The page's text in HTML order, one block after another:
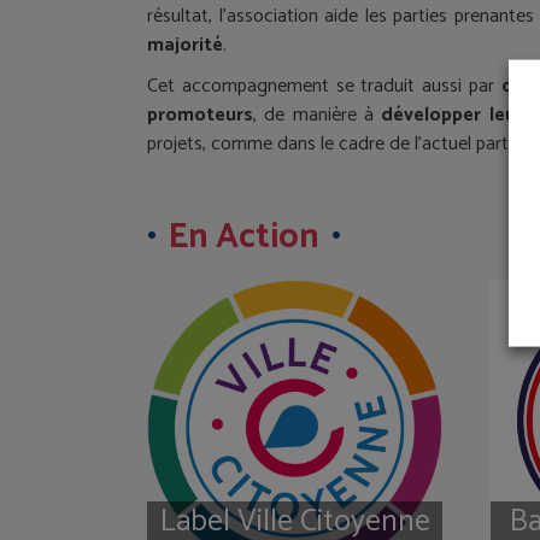
résultat, l’association aide les parties
majorité.
Cet accompagnement se traduit aussi par
promoteurs, de manière à développer leur
projets, comme dans le cadre de l’actuel
En Action
Label Ville Citoyenne